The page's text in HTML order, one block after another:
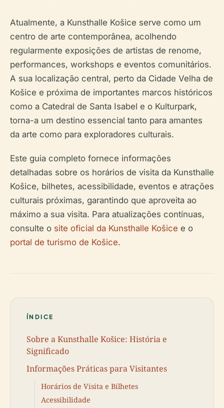
Atualmente, a Kunsthalle Košice serve como um
centro de arte contemporânea, acolhendo
regularmente exposições de artistas de renome,
performances, workshops e eventos comunitários.
A sua localização central, perto da Cidade Velha de
Košice e próxima de importantes marcos históricos
como a Catedral de Santa Isabel e o Kulturpark,
torna-a um destino essencial tanto para amantes
da arte como para exploradores culturais.
Este guia completo fornece informações
detalhadas sobre os horários de visita da Kunsthalle
Košice, bilhetes, acessibilidade, eventos e atrações
culturais próximas, garantindo que aproveita ao
máximo a sua visita. Para atualizações contínuas,
consulte o site oficial da Kunsthalle Košice e o
portal de turismo de Košice.
ÍNDICE
Sobre a Kunsthalle Košice: História e
Significado
Informações Práticas para Visitantes
Horários de Visita e Bilhetes
Acessibilidade